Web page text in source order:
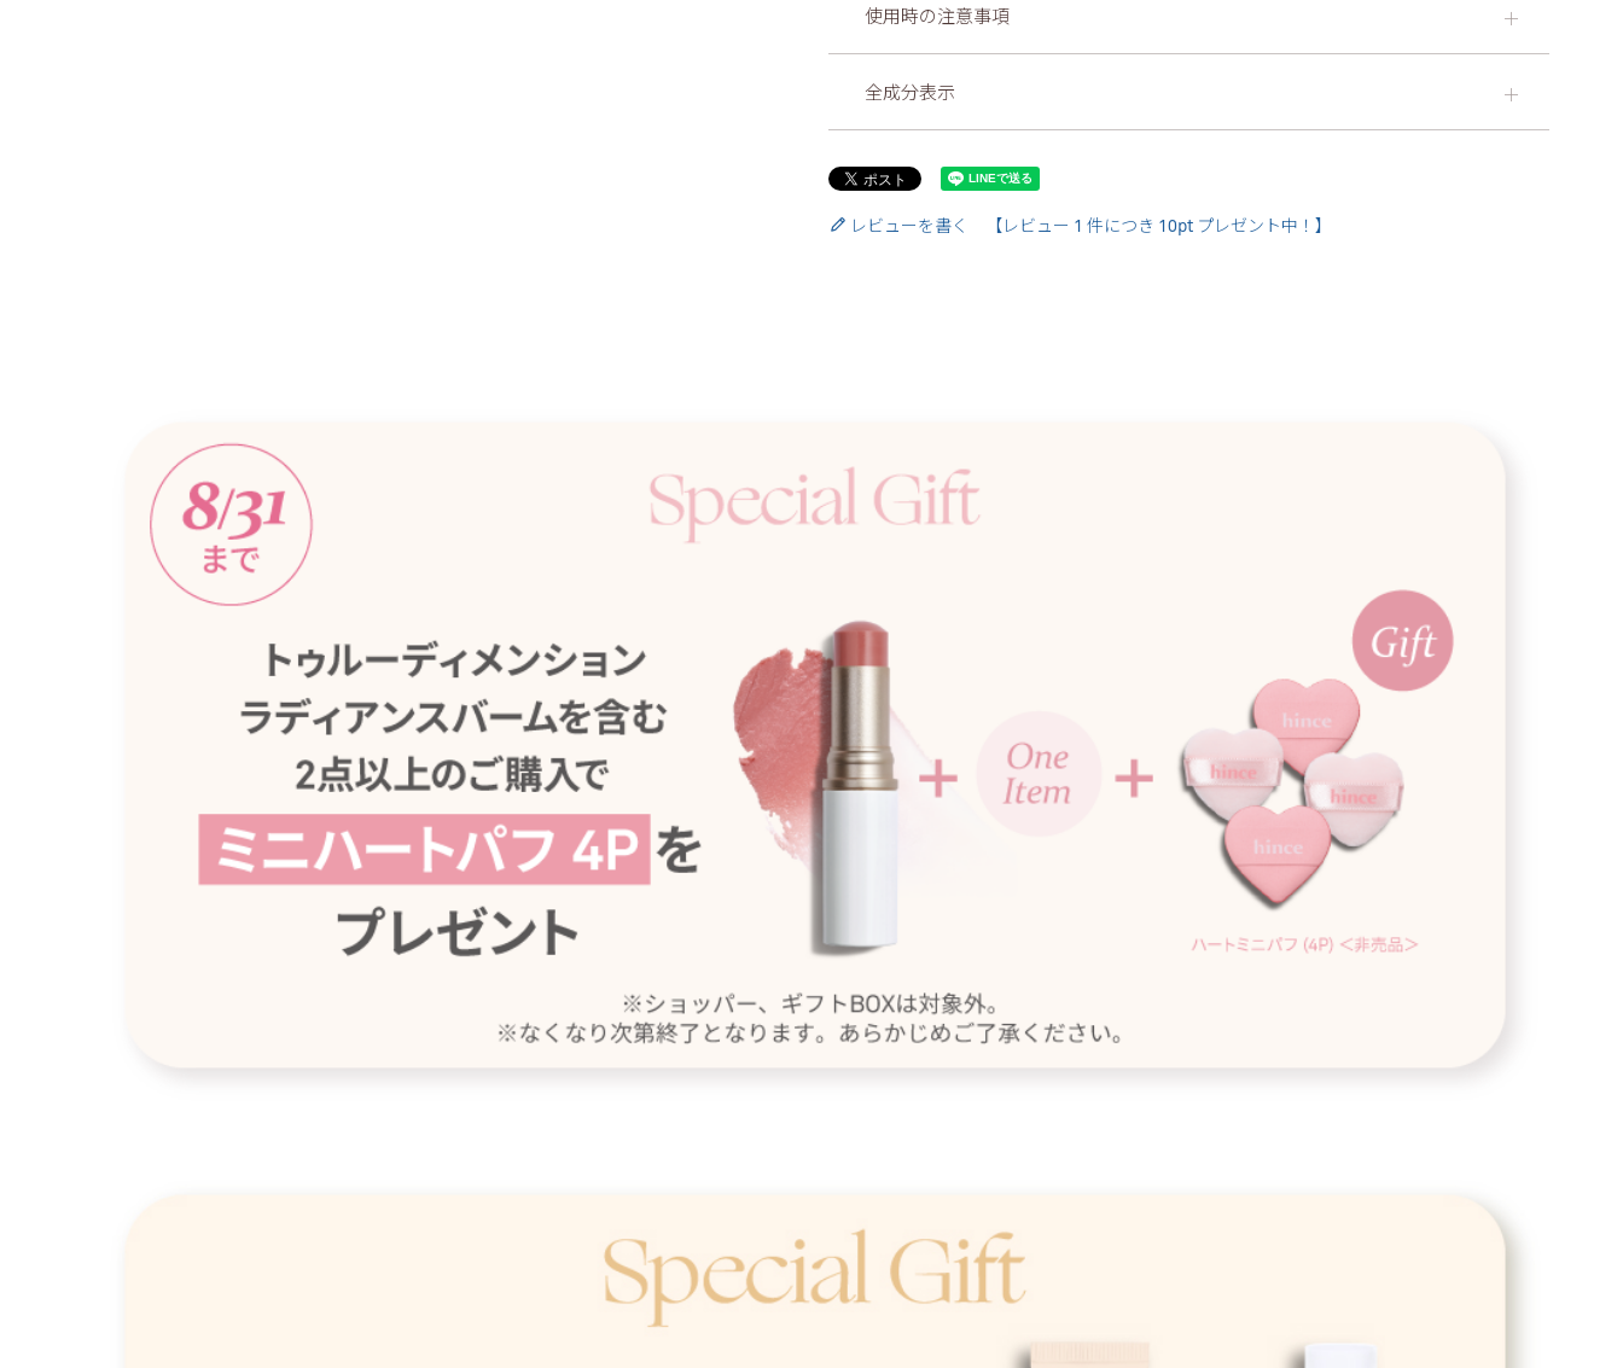
使用時の注意事項 ＋
全成分表示 ＋
レビューを書く 【レビュー 1 件につき 10pt プレゼント中！】